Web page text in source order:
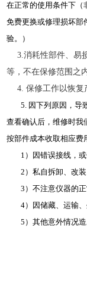
在正常的使用条件下（
免费更换或修理损坏部
验。）
3.消耗性部件、易
等，不在保修范围之
4. 保修工作以恢复
5. 因下列原因，导
查看确认后，维修时我
按部件成本收取相应费
1）因错误接线，
2）私自拆卸、改
3）不注意仪器的
4）因储藏、运输
5）其他意外情况